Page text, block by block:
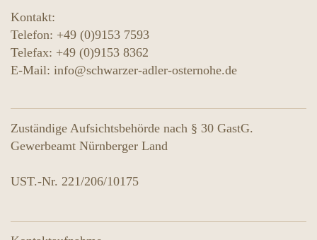
Kontakt:
Telefon: +49 (0)9153 7593
Telefax: +49 (0)9153 8362
E-Mail: info@schwarzer-adler-osternohe.de
Zuständige Aufsichtsbehörde nach § 30 GastG.
Gewerbeamt Nürnberger Land
UST.-Nr. 221/206/10175